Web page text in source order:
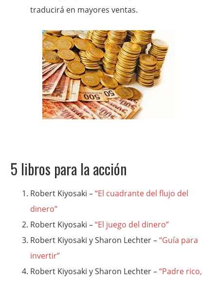
traducirá en mayores ventas.
5 libros para la acción
Robert Kiyosaki –“El cuadrante del flujo del
dinero”
Robert Kiyosaki –“El juego del dinero”
Robert Kiyosaki y Sharon Lechter –“Guía para
invertir”
Robert Kiyosaki y Sharon Lechter –“Padre rico,